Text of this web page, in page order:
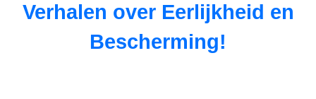
a
Verhalen over Eerlijkheid en
Bescherming!